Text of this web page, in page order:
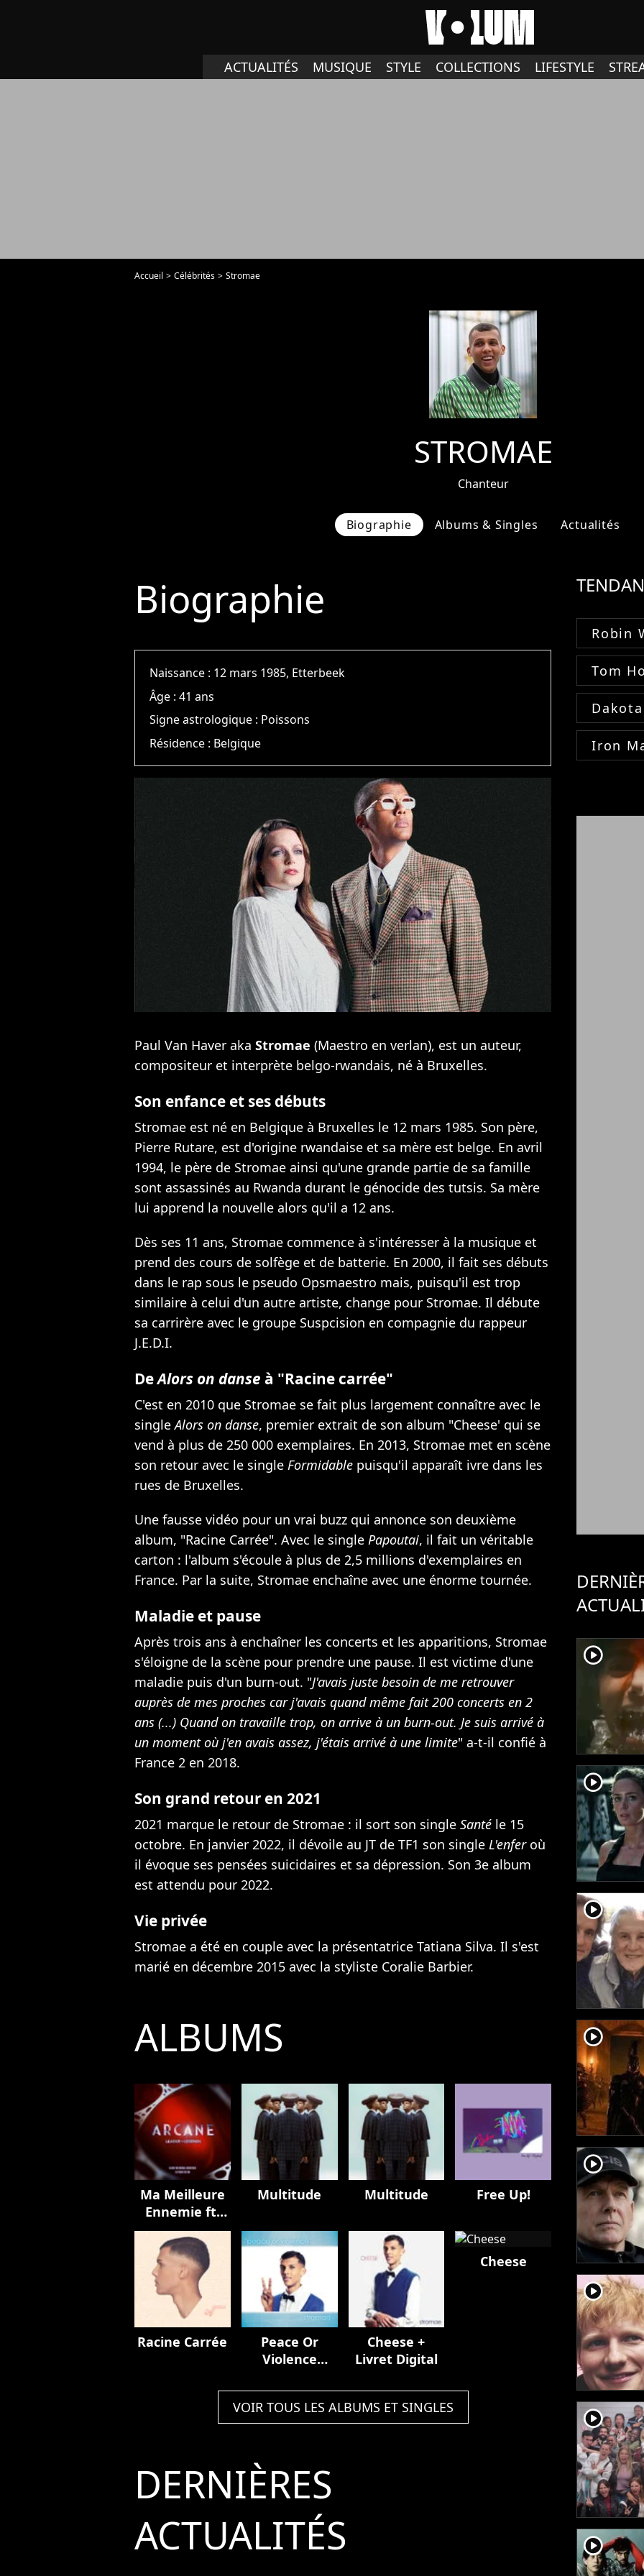
ACTUALITÉS MUSIQUE STYLE COLLECTIONS LIFESTYLE
Accueil Célébrités Stromae
STROMAE
Chanteur
Biographie Albums & Singles Actualités
Biographie
Naissance : 12 mars 1985, Etterbeek
Âge :41 ans
Signe astrologique : Poissons
Résidence : Belgique
Paul Van Haver aka Stromae (Maestro en verlan), est un auteur,
compositeur et interprète belgo-rwandais, né à Bruxelles.
Son enfance et ses débuts
Stromae est né en Belgique à Bruxelles le 12 mars 1985. Son père,
Pierre Rutare, est d'origine rwandaise et sa mère est belge. En avril
1994, le père de Stromae ainsi qu'une grande partie de sa famille
sont assassinés au Rwanda durant le génocide des tutsis. Sa mère
lui apprend la nouvelle alors qu'il a 12 ans.
Dès ses 11 ans, Stromae commence à s'intéresser à la musique et
prend des cours de solfège et de batterie. En 2000, il fait ses débuts
dans le rap sous le pseudo Opsmaestro mais, puisqu'il est trop
similaire à celui d'un autre artiste, change pour Stromae. Il débute
sa carrirère avec le groupe Suspcision en compagnie du rappeur
J.E.D.I.
DeAlors on danse à "Racine carrée"
C'est en 2010 que Stromae se fait plus largement connaître avec le
singleAlors on danse, premier extrait de son album "Cheese' qui se
vend à plus de 250 000 exemplaires. En 2013, Stromae met en scène
son retour avec le single Formidable puisqu'il apparaît ivre dans les
rues de Bruxelles.
Une fausse vidéo pour un vrai buzz qui annonce son deuxième
album, "Racine Carrée". Avec le single Papoutai, il fait un véritable
carton : l'album s'écoule à plus de 2,5 millions d'exemplaires en
France. Par la suite, Stromae enchaîne avec une énorme tournée.
Maladie et pause
Après trois ans à enchaîner les concerts et les apparitions, Stromae
s'éloigne de la scène pour prendre une pause. Il est victime d'une
maladie puis d'un burn-out. "J'avais juste besoin de me retrouver
auprès de mes proches car j'avais quand même fait 200 concerts en 2
ans (...) Quand on travaille trop, on arrive à un burn-out. Je suis arrivé à
un moment où j'en avais assez, j'étais arrivé à une limite" a-t-il confié à
France 2 en 2018.
Son grand retour en 2021
2021 marque le retour de Stromae : il sort son single Santé le 15
octobre. En janvier 2022, il dévoile au JT de TF1 son single L'enferoù
il évoque ses pensées suicidaires et sa dépression. Son 3e album
est attendu pour 2022.
Vie privée
Stromae a été en couple avec la présentatrice Tatiana Silva. Il s'est
marié en décembre 2015 avec la styliste Coralie Barbier.
ALBUMS
Ma Meilleure
Ennemie ft.
Coldplay
Multitude Multitude Free Up!
Racine Carrée
Peace Or
Violence
Cheese +
Livret Digital
Cheese
VOIR TOUS LES ALBUMS ET SINGLES
DERNIÈRES
ACTUALITÉS
Robin
Tom
Iron
player2
player2
player2
player2
player2
player2
player2
player2